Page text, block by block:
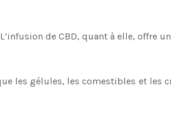
de CBD, quant à elle,
les gélules, les comestibles et